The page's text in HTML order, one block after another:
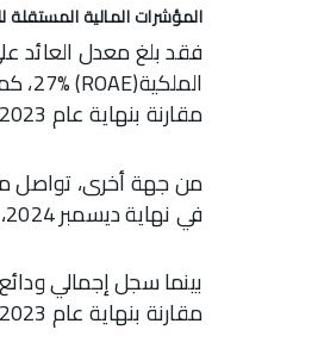
المؤشرات المالية المستقلة
مقارنة بنهاية عام 2023، في حين بلغ إجمالي حقوق الملكية 12.6 مليار جنيه، محققاً نمواً قدره 29%.
في نهاية ديسمبر 2024، بزيادة قدرها 16.9 مليار جنيه، بنسبة نمو 38.6% مقارنة بنهاية عام 2023.
مقارنة بنهاية عام 2023. وحققت نسبة التمويلات إلى الودائع 57%.